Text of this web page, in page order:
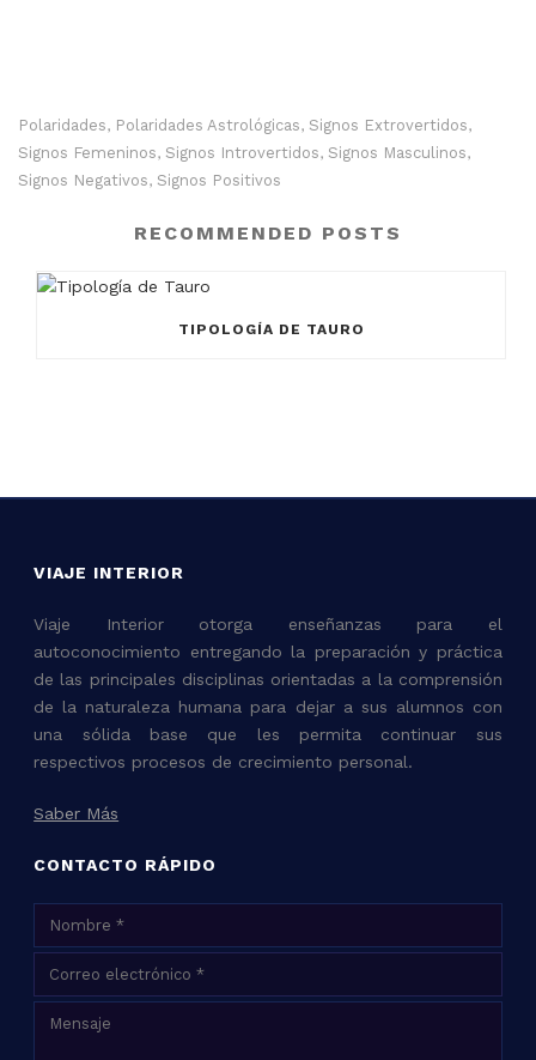
Polaridades, Polaridades Astrológicas, Signos Extrovertidos,
Signos Femeninos, Signos Introvertidos, Signos Masculinos,
Signos Negativos, Signos Positivos
RECOMMENDED POSTS
TIPOLOGÍA DE TAURO
VIAJE INTERIOR
Viaje Interior otorga enseñanzas para el
autoconocimiento entregando la preparación y práctica
de las principales disciplinas orientadas a la comprensión
de la naturaleza humana para dejar a sus alumnos con
una sólida base que les permita continuar sus
respectivos procesos de crecimiento personal.
Saber Más
CONTACTO RÁPIDO